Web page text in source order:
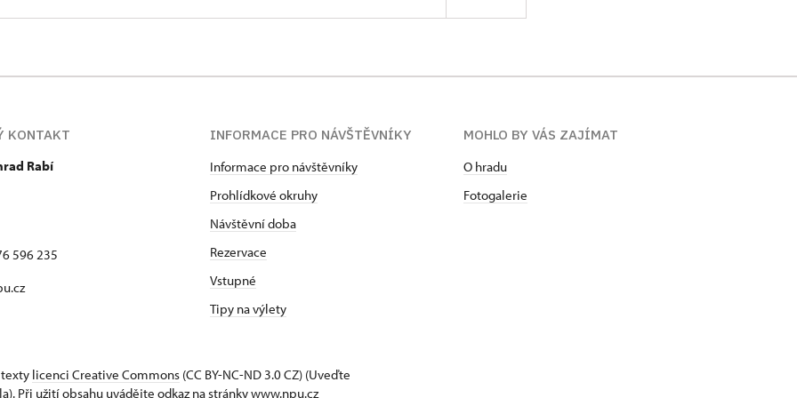
KONTAKT
Rabí
596 235
INFORMACE PRO NÁVŠTĚVNÍKY
Informace pro návštěvníky
Prohlídkové okruhy
Návštěvní doba
Rezervace
Vstupné
Tipy na výlety
MOHLO BY VÁS ZAJÍMAT
O hradu
Fotogalerie
licenci Creative Commons (CC BY-NC-ND 3.0 CZ) (Uveďte
Při užití obsahu uvádějte odkaz na stránky www.npu.cz